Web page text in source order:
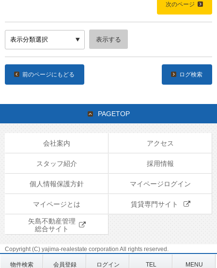
次のページ
前のページにもどる ログ検索
PAGETOP
会社案内 アクセス
スタッフ紹介 採用情報
個人情報保護方針 マイページログイン
マイページとは 賃貸専門サイト
矢島不動産管理
総合サイト
Copyright (C) yajima-realestate corporation All rights reserved.
物件検索 会員登録 ログイン TEL MENU